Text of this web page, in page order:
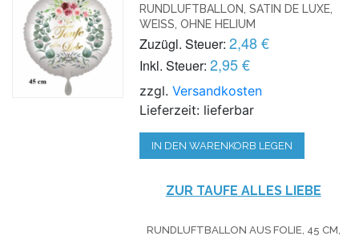
RUNDLUFTBALLON, SATIN DE LUXE,
WEISS, OHNE HELIUM
Zuzügl. Steuer: 2,48 €
Inkl. Steuer: 2,95 €
zzgl.Versandkosten
Lieferzeit: lieferbar
IN DEN WARENKORB LEGEN
ZUR TAUFE ALLES LIEBE
RUNDLUFTBALLON AUS FOLIE, 45 CM,